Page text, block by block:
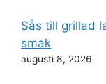
Sås till grillad
smak
augusti 8, 2026